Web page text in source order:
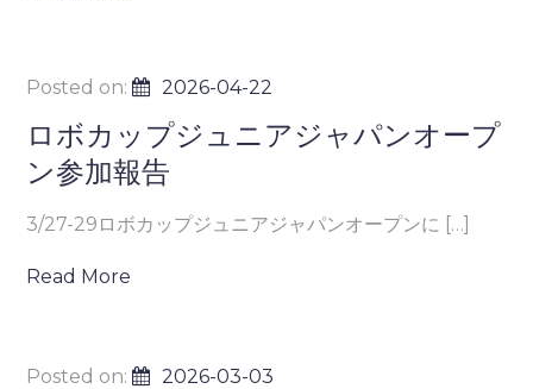
Posted on: 2026-04-22
ロボカップジュニアジャパンオープ
ン参加報告
3/27-29ロボカップジュニアジャパンオープンに […]
Read More
Posted on: 2026-03-03